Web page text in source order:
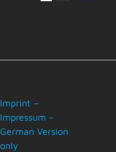
Imprint –
Impressum –
German Version
only